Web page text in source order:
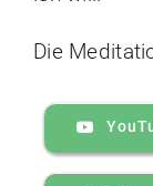
Die